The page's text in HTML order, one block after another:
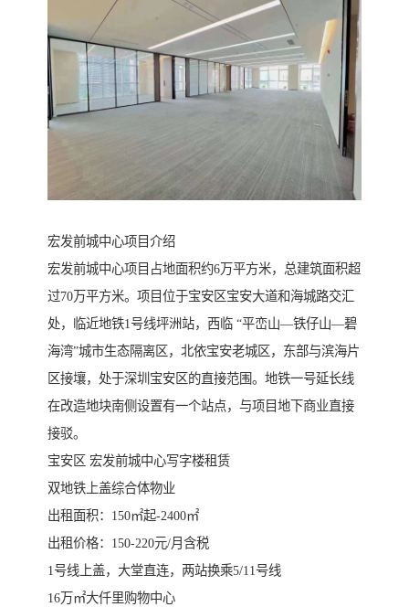
宏发前城中心项目介绍
宏发前城中心项目占地面积约6万平方米，总建筑面积超
过70万平方米。项目位于宝安区宝安大道和海城路交汇
处，临近地铁1号线坪洲站，西临 “平峦山—铁仔山—碧
海湾”城市生态隔离区，北依宝安老城区，东部与滨海片
区接壤，处于深圳宝安区的直接范围。地铁一号延长线
在改造地块南侧设置有一个站点，与项目地下商业直接
接驳。
宝安区 宏发前城中心写字楼租赁
双地铁上盖综合体物业
出租面积：150㎡起-2400㎡
出租价格：150-220元/月含税
1号线上盖，大堂直连，两站换乘5/11号线
16万㎡大仟里购物中心